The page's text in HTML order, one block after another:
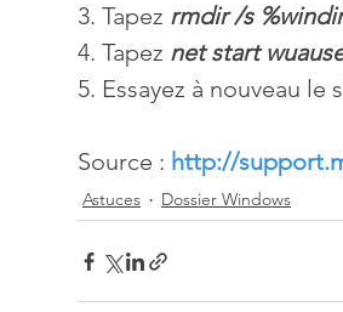
3. Tapez rmdir /s
4. Tapez net start
5. Essayez à nouveau
Source : http://
Astuces Dossier Windows